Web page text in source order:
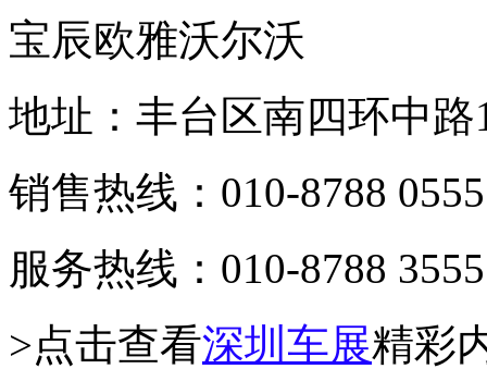
宝辰欧雅沃尔沃
地址：丰台区南四环中路
销售热线：010-8788 0555
服务热线：010-8788 3555
>点击查看深圳车展精彩